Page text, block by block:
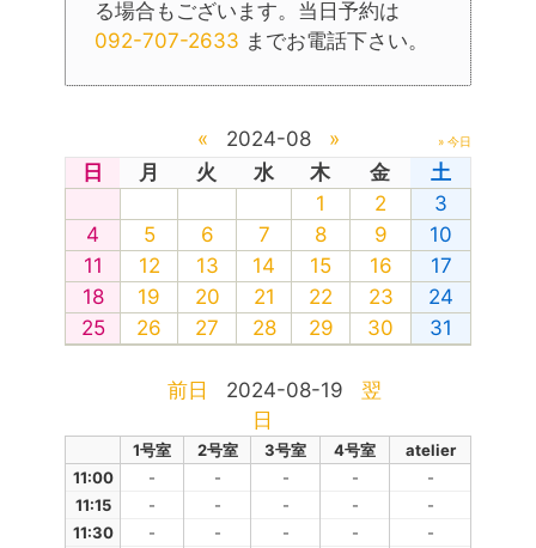
る場合もございます。当日予約は
092-707-2633 までお電話下さい。
« 2024-08 » » 今日
日 月 火 水 木 金
土
1
2
3
4
5 6 7 8 9
10
11
12 13 14 15 16
17
18
19 20 21 22 23
24
25
26 27 28 29 30 31
前日 2024-08-19
翌
日
1号室 2号室 3号室 4号室
atelier
11:00
- - - -
-
11:15
- - - -
-
11:30
- - - -
-